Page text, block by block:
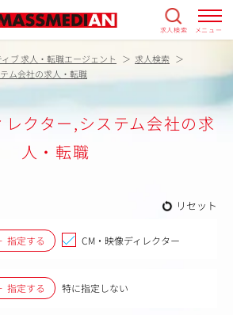
求人検索 メニュー
ブ 求人・転職エージェント
求人検索
ム会社の求人・転職
クター,システム会社の求
人・転職
リセット
指定する CM・映像ディレクター
指定する 特に指定しない